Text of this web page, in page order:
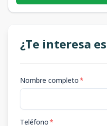
¿Te interesa
Nombre completo*
Teléfono*